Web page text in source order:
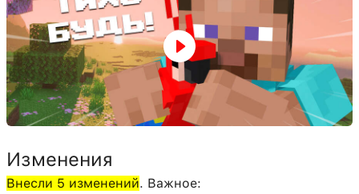
Изменения
Внесли 5 изменений. Важное: